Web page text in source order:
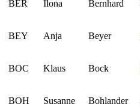
BER Ilona Bernhard
BEY Anja Beyer
BOC Klaus Bock
BOH Susanne Bohlander